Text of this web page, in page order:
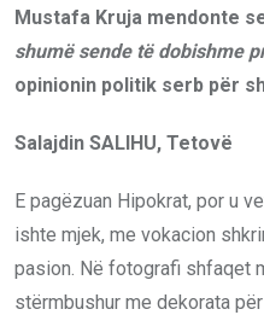
Mustafa Kruja mendonte
shumë sende të dobishme
opinionin politik serb për
Salajdin SALIHU, Tetovë
E pagëzuan Hipokrat, por u
ishte mjek, me vokacion
pasion. Në fotografi shfaqet
stërmbushur me dekorata